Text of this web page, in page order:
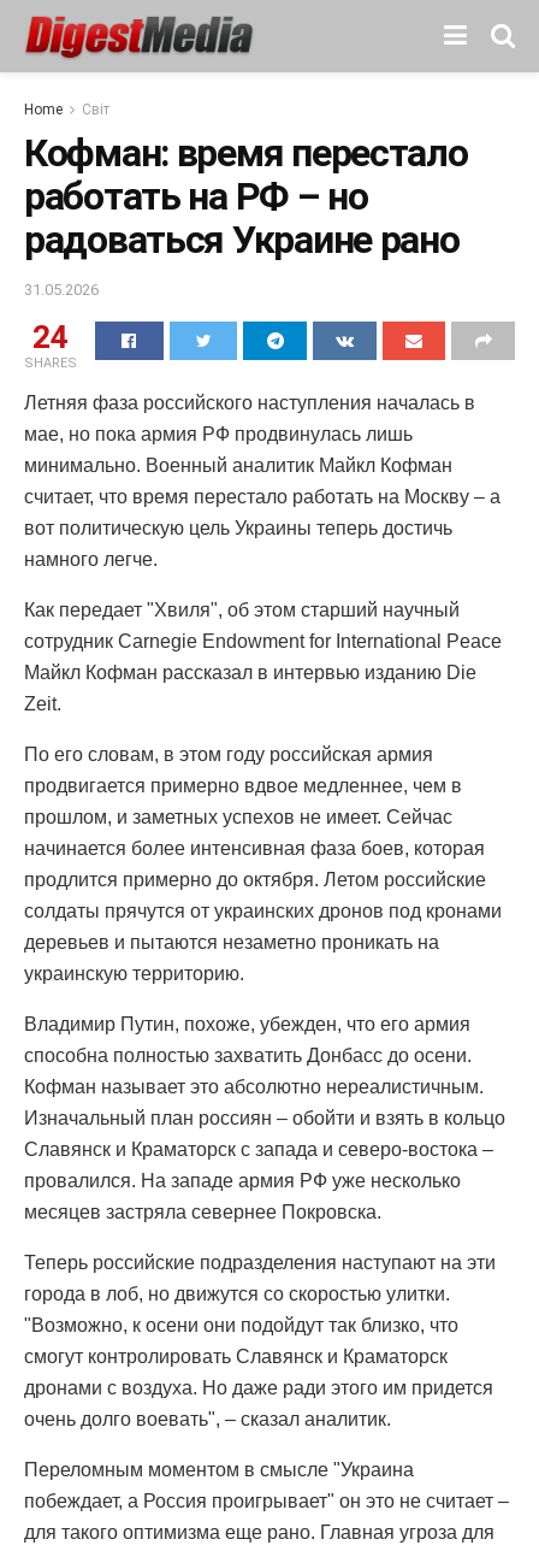
Home Світ
Кофман: время перестало
работать на РФ – но
радоваться Украине рано
31.05.2026
24
SHARES
Летняя фаза российского наступления началась в
мае, но пока армия РФ продвинулась лишь
минимально. Военный аналитик Майкл Кофман
считает, что время перестало работать на Москву – а
вот политическую цель Украины теперь достичь
намного легче.
Как передает "Хвиля", об этом старший научный
сотрудник Carnegie Endowment for International Peace
Майкл Кофман рассказал в интервью изданию Die
Zeit.
По его словам, в этом году российская армия
продвигается примерно вдвое медленнее, чем в
прошлом, и заметных успехов не имеет. Сейчас
начинается более интенсивная фаза боев, которая
продлится примерно до октября. Летом российские
солдаты прячутся от украинских дронов под кронами
деревьев и пытаются незаметно проникать на
украинскую территорию.
Владимир Путин, похоже, убежден, что его армия
способна полностью захватить Донбасс до осени.
Кофман называет это абсолютно нереалистичным.
Изначальный план россиян – обойти и взять в кольцо
Славянск и Краматорск с запада и северо-востока –
провалился. На западе армия РФ уже несколько
месяцев застряла севернее Покровска.
Теперь российские подразделения наступают на эти
города в лоб, но движутся со скоростью улитки.
"Возможно, к осени они подойдут так близко, что
смогут контролировать Славянск и Краматорск
дронами с воздуха. Но даже ради этого им придется
очень долго воевать", – сказал аналитик.
Переломным моментом в смысле "Украина
побеждает, а Россия проигрывает" он это не считает –
для такого оптимизма еще рано. Главная угроза для